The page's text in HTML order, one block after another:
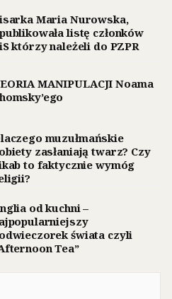
Maria Nurowska,
listę członków
którzy należeli do PZPR
MANIPULACJI Noama
muzułmańskie
zasłaniają twarz? Czy
to faktycznie wymóg
od kuchni –
świata czyli
Tea”